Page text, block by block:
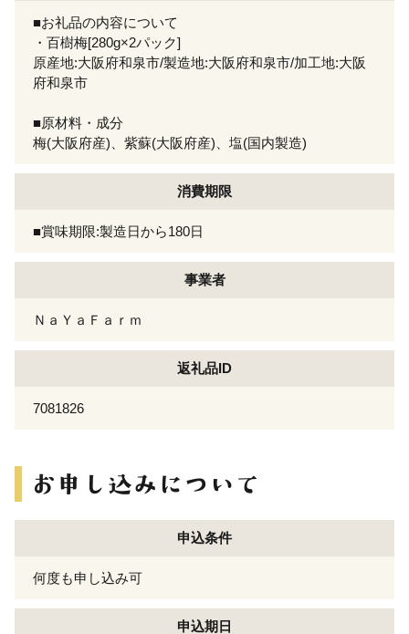
■お礼品の内容について
・百樹梅[280g×2パック]
原産地:大阪府和泉市/製造地:大阪府和泉市/加工地:大阪
府和泉市
■原材料・成分
梅(大阪府産)、紫蘇(大阪府産)、塩(国内製造)
消費期限
■賞味期限:製造日から180日
事業者
ＮａＹａＦａｒｍ
返礼品ID
7081826
申込条件
何度も申し込み可
申込期日